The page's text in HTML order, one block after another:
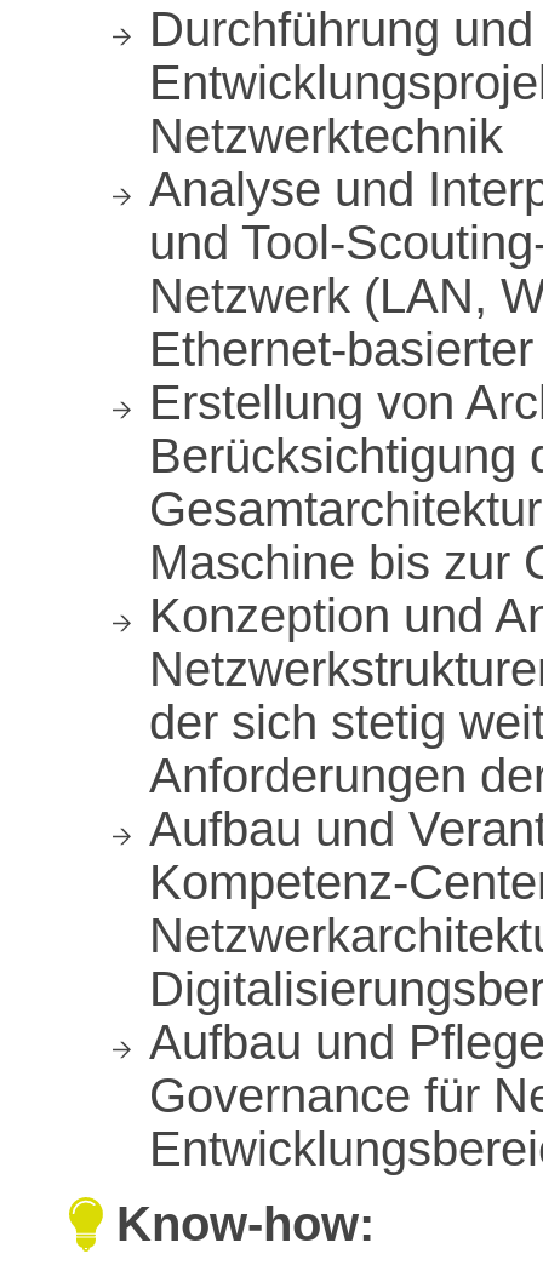
Durchführung
Netzwerktechnik
Analyse und
und
Netzwerk (LAN,
Ethernet-
Erstellung von
Berücksichtigung
Maschine bis zur
Konzeption und
der sich stetig
Anforderungen
Aufbau und
Aufbau und
Governance für
Know-how: